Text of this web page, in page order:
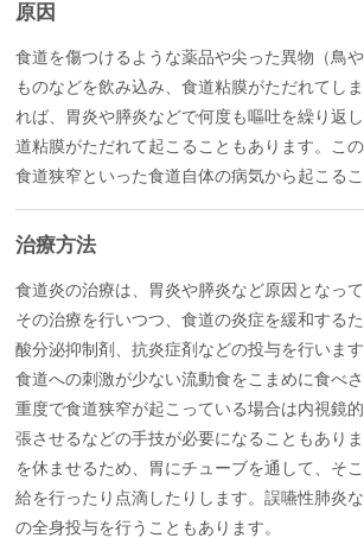
原因
食道を傷つけるような薬品や尖った異物（鳥
ものなどを飲み込み、食道粘膜がただれてし
れば、胃炎や膵炎などで何度も嘔吐を繰り返
道粘膜がただれて起こることもあります。こ
食道狭窄といった食道自体の病気から起こるこ
治療方法
食道炎の治療は、胃炎や膵炎など原因となっ
その治療を行いつつ、食道の炎症を緩和する
酸分泌抑制剤、抗炎症剤などの投与を行いま
食道への刺激が少ない流動食をこまめに食べ
重度で食道狭窄が起こっている場合は内視鏡
張させるなどの手技が必要になることもあり
を休ませるため、胃にチューブを通して、そ
給を行ったり点滴したりします。誤嚥性肺炎
の全身投与を行うこともあります。